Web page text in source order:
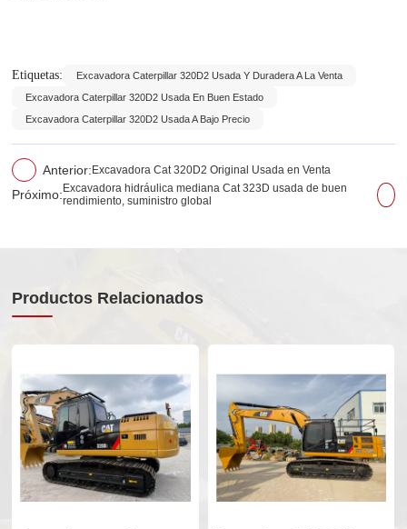
Etiquetas:
Excavadora Caterpillar 320D2 Usada Y Duradera A La Venta
Excavadora Caterpillar 320D2 Usada En Buen Estado
Excavadora Caterpillar 320D2 Usada A Bajo Precio
Anterior: Excavadora Cat 320D2 Original Usada en Venta
Próximo: Excavadora hidráulica mediana Cat 323D usada de buen
rendimiento, suministro global
Productos Relacionados